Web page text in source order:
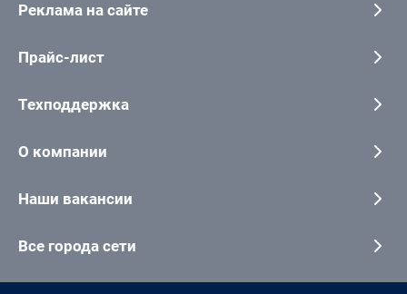
Реклама на сайте
Прайс-лист
Техподдержка
О компании
Наши вакансии
Все города сети